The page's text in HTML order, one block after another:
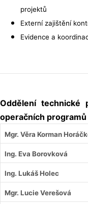
projektů
Externí zajištění
Evidence a
Oddělení technické
operačních programů
Mgr. Věra Korman
Ing. Eva Borovková
Ing. Lukáš Holec
Mgr. Lucie Verešová